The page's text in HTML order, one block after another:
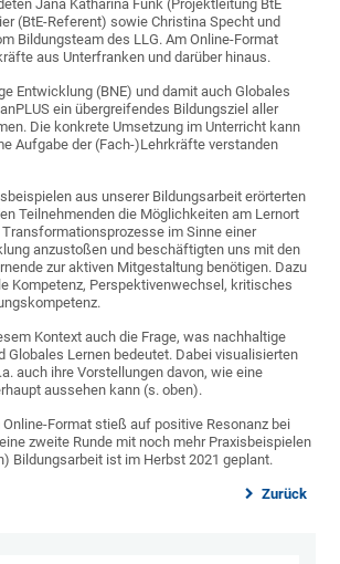
Jana Katharina Funk (Projektleitung BtE
(BtE-Referent) sowie Christina Specht und
Bildungsteam des LLG. Am Online-Format
aus Unterfranken und darüber hinaus.
Entwicklung (BNE) und damit auch Globales
ein übergreifendes Bildungsziel aller
Die konkrete Umsetzung im Unterricht kann
Aufgabe der (Fach-)Lehrkräfte verstanden
aus unserer Bildungsarbeit erörterten
Teilnehmenden die Möglichkeiten am Lernort
im Sinne einer
anzustoßen und beschäftigten uns mit den
zur aktiven Mitgestaltung benötigen. Dazu
Kompetenz, Perspektivenwechsel, kritisches
Kontext auch die Frage, was nachhaltige
Globales Lernen bedeutet. Dabei visualisierten
auch ihre Vorstellungen davon, wie eine
aussehen kann (s. oben).
Format stieß auf positive Resonanz bei
zweite Runde mit noch mehr Praxisbeispielen
Bildungsarbeit ist im Herbst 2021 geplant.
Zurück